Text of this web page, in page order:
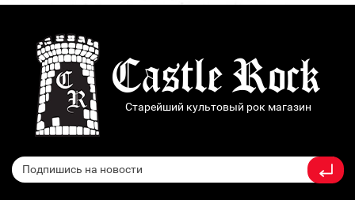
Старейший культовый рок магазин